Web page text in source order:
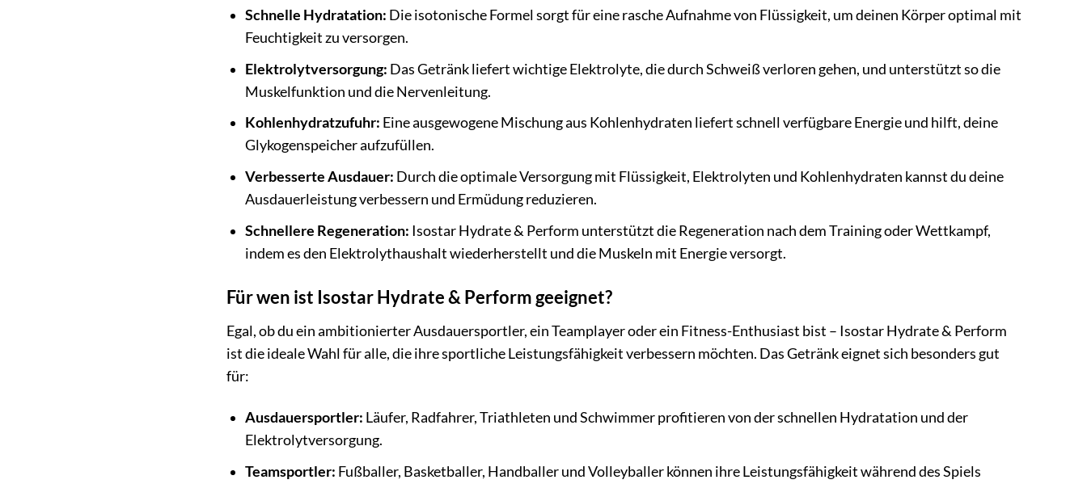
Schnelle Hydratation: Die isotonische Formel sorgt für eine rasche Aufnahme von Flüssigkeit, um deinen Körper optimal mit
Feuchtigkeit zu versorgen.
Elektrolytversorgung: Das Getränk liefert wichtige Elektrolyte, die durch Schweiß verloren gehen, und unterstützt so die
Muskelfunktion und die Nervenleitung.
Kohlenhydratzufuhr: Eine ausgewogene Mischung aus Kohlenhydraten liefert schnell verfügbare Energie und hilft, deine
Glykogenspeicher aufzufüllen.
Verbesserte Ausdauer: Durch die optimale Versorgung mit Flüssigkeit, Elektrolyten und Kohlenhydraten kannst du deine
Ausdauerleistung verbessern und Ermüdung reduzieren.
Schnellere Regeneration: Isostar Hydrate & Perform unterstützt die Regeneration nach dem Training oder Wettkampf,
indem es den Elektrolythaushalt wiederherstellt und die Muskeln mit Energie versorgt.
Für wen ist Isostar Hydrate & Perform geeignet?
Egal, ob du ein ambitionierter Ausdauersportler, ein Teamplayer oder ein Fitness-Enthusiast bist – Isostar Hydrate & Perform
ist die ideale Wahl für alle, die ihre sportliche Leistungsfähigkeit verbessern möchten. Das Getränk eignet sich besonders gut
für:
Ausdauersportler: Läufer, Radfahrer, Triathleten und Schwimmer profitieren von der schnellen Hydratation und der
Elektrolytversorgung.
Teamsportler: Fußballer, Basketballer, Handballer und Volleyballer können ihre Leistungsfähigkeit während des Spiels